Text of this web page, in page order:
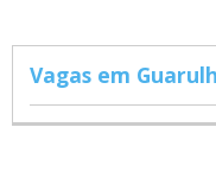
Vagas em